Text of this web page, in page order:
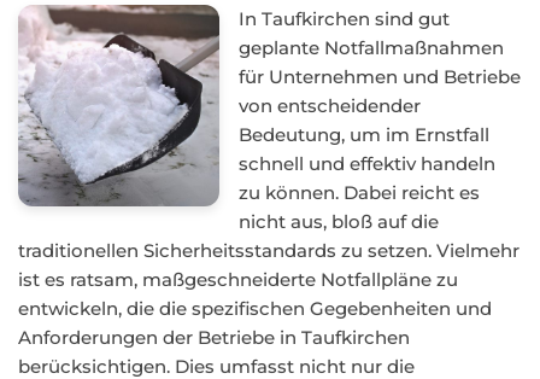
In Taufkirchen sind gut
geplante Notfallmaßnahmen
für Unternehmen und Betriebe
von entscheidender
Bedeutung, um im Ernstfall
schnell und effektiv handeln
zu können. Dabei reicht es
nicht aus, bloß auf die
traditionellen Sicherheitsstandards zu setzen. Vielmehr
ist es ratsam, maßgeschneiderte Notfallpläne zu
entwickeln, die die spezifischen Gegebenheiten und
Anforderungen der Betriebe in Taufkirchen
berücksichtigen. Dies umfasst nicht nur die